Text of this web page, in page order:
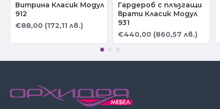
Витрина Класик Модул
912
€88,00 (172,11 лв.)
Гардероб с плъзгащи
врати Класик Модул
931
€440,00 (860,57 лв.)